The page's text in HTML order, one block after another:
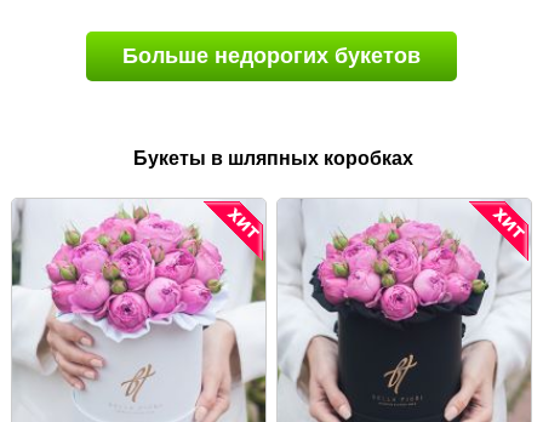
Больше недорогих букетов
Букеты в шляпных коробках